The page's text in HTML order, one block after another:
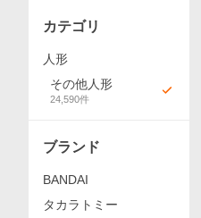
カテゴリ
人形
その他人形
24,590件
ブランド
BANDAI
タカラトミー